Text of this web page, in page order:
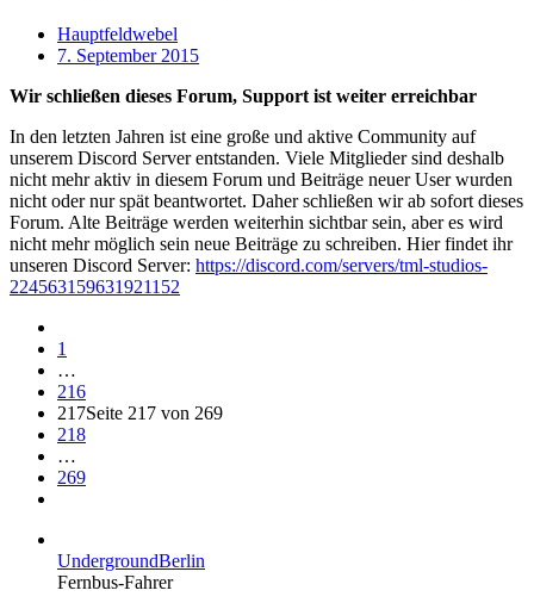
Hauptfeldwebel
7. September 2015
Wir schließen dieses Forum, Support ist weiter erreichbar
In den letzten Jahren ist eine große und aktive Community auf
unserem Discord Server entstanden. Viele Mitglieder sind deshalb
nicht mehr aktiv in diesem Forum und Beiträge neuer User wurden
nicht oder nur spät beantwortet. Daher schließen wir ab sofort dieses
Forum. Alte Beiträge werden weiterhin sichtbar sein, aber es wird
nicht mehr möglich sein neue Beiträge zu schreiben. Hier findet ihr
unseren Discord Server: https://discord.com/servers/tml-studios-
224563159631921152
1
…
216
217Seite 217 von 269
218
…
269
UndergroundBerlin
Fernbus-Fahrer